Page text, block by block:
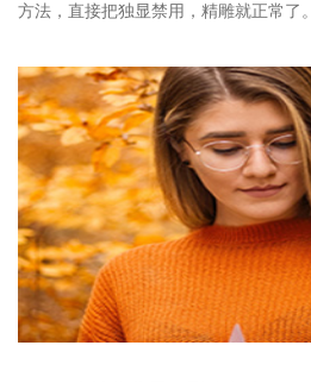
方法，直接把独显禁用，精雕就正常了。